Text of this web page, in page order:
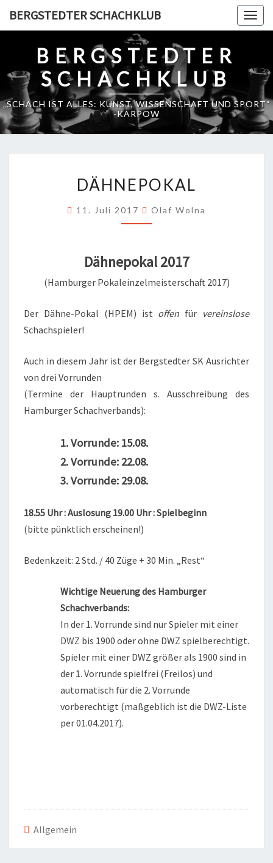
BERGSTEDTER SCHACHKLUB
BERGSTEDTER
SCHACHKLUB
„SCHACH IST ALLES: KUNST, WISSENSCHAFT UND SPORT“
-KARPOW
DÄHNEPOKAL
11. Juli 2017 Olaf Wolna
Dähnepokal 2017
(Hamburger Pokaleinzelmeisterschaft 2017)
Der Dähne-Pokal (HPEM) ist offen für vereinslose
Schachspieler!
Auch in diesem Jahr ist der Bergstedter SK Ausrichter
von drei Vorrunden
(Termine der Hauptrunden s. Ausschreibung des
Hamburger Schachverbands):
1. Vorrunde: 15.08.
2. Vorrunde: 22.08.
3. Vorrunde: 29.08.
18.55 Uhr : Auslosung 19.00 Uhr : Spielbeginn
(bitte pünktlich erscheinen!)
Bedenkzeit: 2 Std. / 40 Züge + 30 Min. „Rest“
Wichtige Neuerung des Hamburger
Schachverbands:
In der 1. Vorrunde sind nur Spieler mit einer
DWZ bis 1900 oder ohne DWZ spielberechtigt.
Spieler mit einer DWZ größer als 1900 sind in
der 1. Vorrunde spielfrei (Freilos) und
automatisch für die 2. Vorrunde
vorberechtigt (maßgeblich ist die DWZ-Liste
per 01.04.2017).
Allgemein